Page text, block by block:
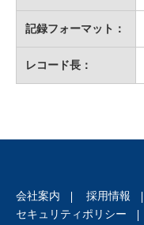
記録フォーマット：
レコード長：
会社案内 採用情報
セキュリティポリシー